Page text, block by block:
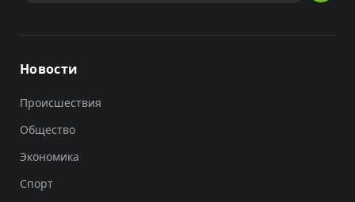
Новости
Происшествия
Общество
Экономика
Спорт